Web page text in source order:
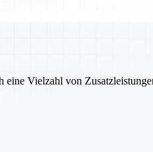
Vielzahl von